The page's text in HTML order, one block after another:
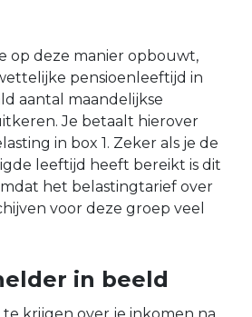
op deze manier opbouwt,
pensioenleeftijd in
aantal maandelijkse
Je betaalt hierover
in box 1. Zeker als je de
leeftijd heeft bereikt is dit
het belastingtarief over
voor deze groep veel
in beeld